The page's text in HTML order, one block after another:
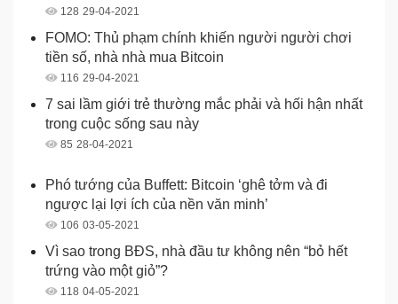
128 29-04-2021
FOMO: Thủ phạm chính khiến người người chơi
tiền số, nhà nhà mua Bitcoin
116 29-04-2021
7 sai lầm giới trẻ thường mắc phải và hối hận nhất
trong cuộc sống sau này
85 28-04-2021
Phó tướng của Buffett: Bitcoin ‘ghê tởm và đi
ngược lại lợi ích của nền văn minh’
106 03-05-2021
Vì sao trong BĐS, nhà đầu tư không nên “bỏ hết
trứng vào một giỏ”?
118 04-05-2021